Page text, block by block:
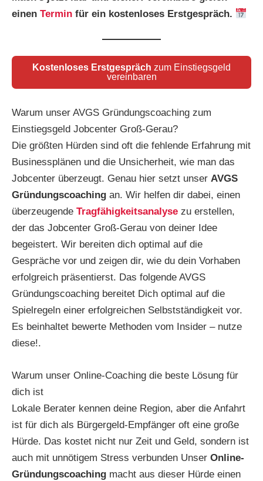
einen Termin für ein kostenloses Erstgespräch.
Kostenloses Erstgespräch zum Einstiegsgeld
vereinbaren
Warum unser AVGS Gründungscoaching zum
Einstiegsgeld Jobcenter Groß-Gerau?
Die größten Hürden sind oft die fehlende Erfahrung mit
Businessplänen und die Unsicherheit, wie man das
Jobcenter überzeugt. Genau hier setzt unser AVGS
Gründungscoaching an. Wir helfen dir dabei, einen
überzeugende Tragfähigkeitsanalyse zu erstellen,
der das Jobcenter Groß-Gerau von deiner Idee
begeistert. Wir bereiten dich optimal auf die
Gespräche vor und zeigen dir, wie du dein Vorhaben
erfolgreich präsentierst. Das folgende AVGS
Gründungscoaching bereitet Dich optimal auf die
Spielregeln einer erfolgreichen Selbstständigkeit vor.
Es beinhaltet bewerte Methoden vom Insider – nutze
diese!.
Warum unser Online-Coaching die beste Lösung für
dich ist
Lokale Berater kennen deine Region, aber die Anfahrt
ist für dich als Bürgergeld-Empfänger oft eine große
Hürde. Das kostet nicht nur Zeit und Geld, sondern ist
auch mit unnötigem Stress verbunden Unser Online-
Gründungscoaching macht aus dieser Hürde einen